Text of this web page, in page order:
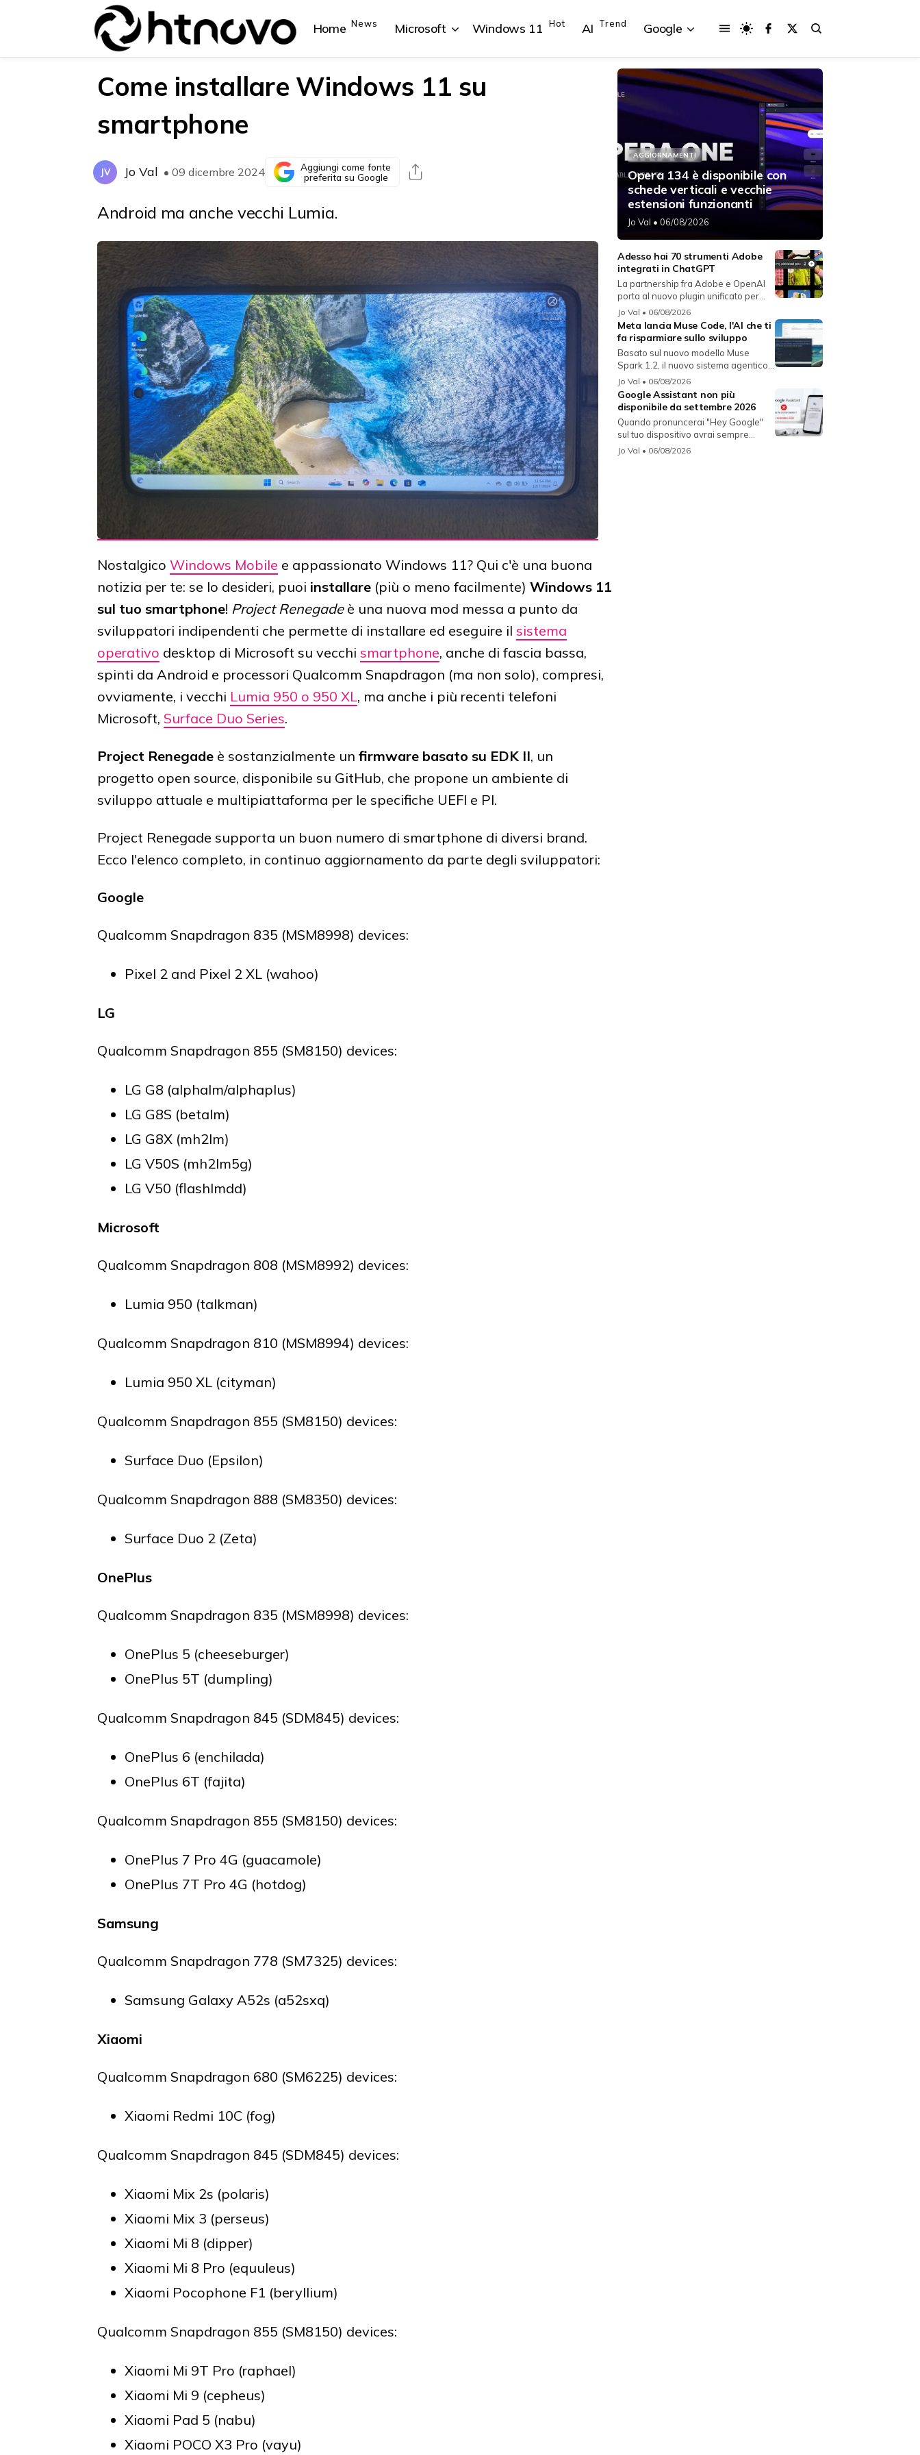
Home News Microsoft
{{POSTS[0].LABEL}} {{POSTS[3].LABEL}}
{{posts[3].title}}
Windows 11 Hot AI Trend Google
{{POSTS[0].LABEL}} {{POSTS[3].LABEL}}
{{posts[3].title}}
Come installare Windows 11 su
smartphone
JV Jo Val • 09 dicembre 2024
Aggiungi come fonte
preferita su Google
Android ma anche vecchi Lumia.
Nostalgico Windows Mobile e appassionato Windows 11? Qui c'è una buona
notizia per te: se lo desideri, puoi installare (più o meno facilmente) Windows 11
sul tuo smartphone! Project Renegadeè una nuova mod messa a punto da
sviluppatori indipendenti che permette di installare ed eseguire il sistema
operativo desktop di Microsoft su vecchi smartphone, anche di fascia bassa,
spinti da Android e processori Qualcomm Snapdragon (ma non solo), compresi,
ovviamente, i vecchi Lumia 950 o 950 XL, ma anche i più recenti telefoni
Microsoft, Surface Duo Series.
Project Renegade è sostanzialmente un firmware basato su EDK II, un
progetto open source, disponibile su GitHub, che propone un ambiente di
sviluppo attuale e multipiattaforma per le specifiche UEFI e PI.
Project Renegade supporta un buon numero di smartphone di diversi brand.
Ecco l'elenco completo, in continuo aggiornamento da parte degli sviluppatori:
Google
Qualcomm Snapdragon 835 (MSM8998) devices:
Pixel 2 and Pixel 2 XL (wahoo)
LG
Qualcomm Snapdragon 855 (SM8150) devices:
LG G8 (alphalm/alphaplus)
LG G8S (betalm)
LG G8X (mh2lm)
LG V50S (mh2lm5g)
LG V50 (flashlmdd)
Microsoft
Qualcomm Snapdragon 808 (MSM8992) devices:
Lumia 950 (talkman)
Qualcomm Snapdragon 810 (MSM8994) devices:
Lumia 950 XL (cityman)
Qualcomm Snapdragon 855 (SM8150) devices:
Surface Duo (Epsilon)
Qualcomm Snapdragon 888 (SM8350) devices:
Surface Duo 2 (Zeta)
OnePlus
Qualcomm Snapdragon 835 (MSM8998) devices:
OnePlus 5 (cheeseburger)
OnePlus 5T (dumpling)
Qualcomm Snapdragon 845 (SDM845) devices:
OnePlus 6 (enchilada)
OnePlus 6T (fajita)
Qualcomm Snapdragon 855 (SM8150) devices:
OnePlus 7 Pro 4G (guacamole)
OnePlus 7T Pro 4G (hotdog)
Samsung
Qualcomm Snapdragon 778 (SM7325) devices:
Samsung Galaxy A52s (a52sxq)
Xiaomi
Qualcomm Snapdragon 680 (SM6225) devices:
Xiaomi Redmi 10C (fog)
Qualcomm Snapdragon 845 (SDM845) devices:
Xiaomi Mix 2s (polaris)
Xiaomi Mix 3 (perseus)
Xiaomi Mi 8 (dipper)
Xiaomi Mi 8 Pro (equuleus)
Xiaomi Pocophone F1 (beryllium)
Qualcomm Snapdragon 855 (SM8150) devices:
Xiaomi Mi 9T Pro (raphael)
Xiaomi Mi 9 (cepheus)
Xiaomi Pad 5 (nabu)
Xiaomi POCO X3 Pro (vayu)
AGGIORNAMENTI
Opera 134 è disponibile con
schede verticali e vecchie
estensioni funzionanti
Jo Val • 06/08/2026
Adesso hai 70 strumenti Adobe
integrati in ChatGPT
La partnership fra Adobe e OpenAI
porta al nuovo plugin unificato per...
Jo Val • 06/08/2026
Meta lancia Muse Code, l'AI che ti
fa risparmiare sullo sviluppo
Basato sul nuovo modello Muse
Spark 1.2, il nuovo sistema agentico
fun...
Jo Val • 06/08/2026
Google Assistant non più
disponibile da settembre 2026
Quando pronuncerai "Hey Google"
sul tuo dispositivo avrai sempre
Gemin...
Jo Val • 06/08/2026